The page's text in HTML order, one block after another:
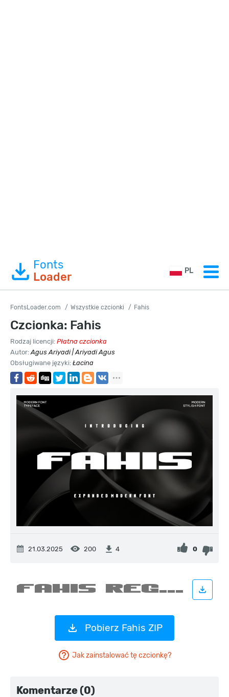
Fonts
Loader
PL
FontsLoader.com Wszystkie czcionki Fahis
Czcionka: Fahis
Rodzaj licencji: Płatna czcionka
Autor:Agus Ariyadi | Ariyadi Agus
Obsługiwane języki: Łacina
21.03.2025 200 4 0
Pobierz Fahis ZIP
Jak zainstalować tę czcionkę?
Komentarze (0)